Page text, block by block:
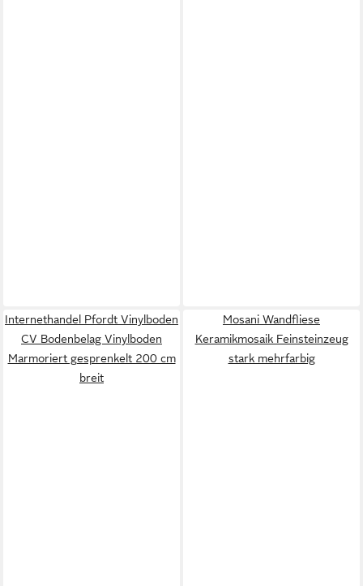
Internethandel Pfordt Vinylboden
CV Bodenbelag Vinylboden
Marmoriert gesprenkelt 200 cm
breit
Mosani Wandfliese
Keramikmosaik Feinsteinzeug
stark mehrfarbig